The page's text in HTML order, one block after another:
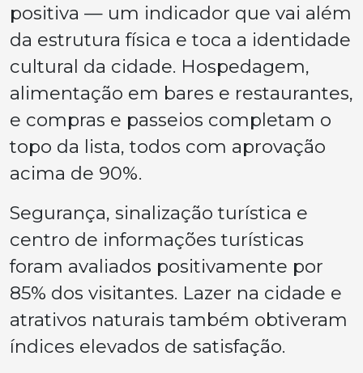
positiva — um indicador que vai além
da estrutura física e toca a identidade
cultural da cidade. Hospedagem,
alimentação em bares e restaurantes,
e compras e passeios completam o
topo da lista, todos com aprovação
acima de 90%.
Segurança, sinalização turística e
centro de informações turísticas
foram avaliados positivamente por
85% dos visitantes. Lazer na cidade e
atrativos naturais também obtiveram
índices elevados de satisfação.